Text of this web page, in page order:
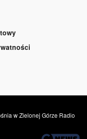
w Zielonej Górze Radio